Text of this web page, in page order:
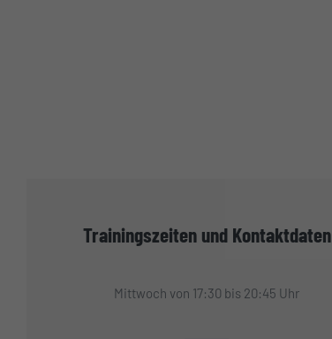
Trainingszeiten und Kontaktdaten
Mittwoch von 17:30 bis 20:45 Uhr